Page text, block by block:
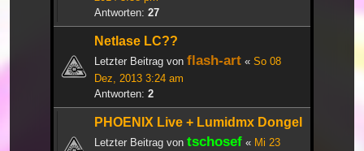
Antworten: 27
Netlase LC??
Letzter Beitrag von flash-art « So 08
Dez, 2013 3:24 am
Antworten: 2
PHOENIX Live + Lumidmx Dongel
Letzter Beitrag von tschosef « Mi 23